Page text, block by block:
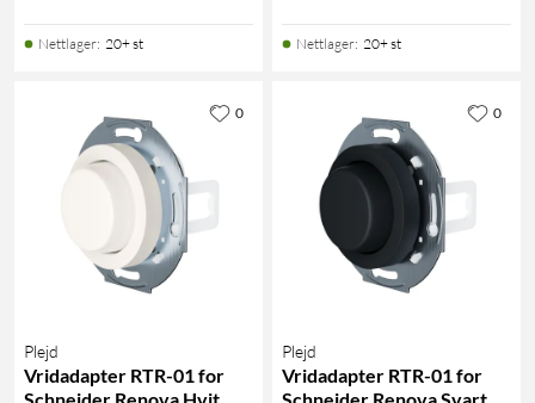
Nettlager: 20+ st Nettlager: 20+ st
Plejd
Vridadapter RTR-01 for
0
Plejd
Vridadapter RTR-01 for
0